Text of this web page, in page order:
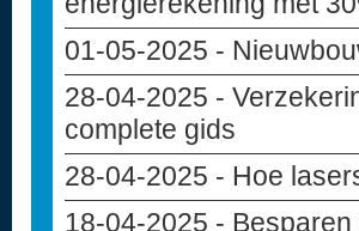
01-05-2025 -
28-04-2025 -
complete gids
28-04-2025 - Hoe
18-04-2025 -